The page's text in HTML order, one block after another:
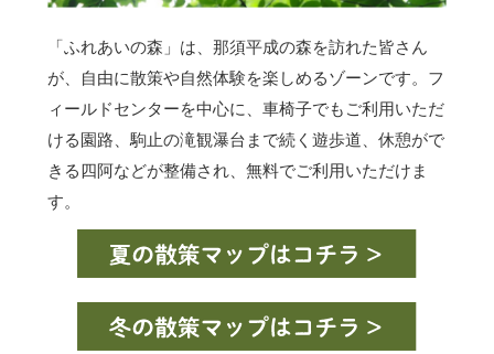
「ふれあいの森」は、那須平成の森を訪れた皆さん
が、自由に散策や自然体験を楽しめるゾーンです。フ
ィールドセンターを中心に、車椅子でもご利用いただ
ける園路、駒止の滝観瀑台まで続く遊歩道、休憩がで
きる四阿などが整備され、無料でご利用いただけま
す。